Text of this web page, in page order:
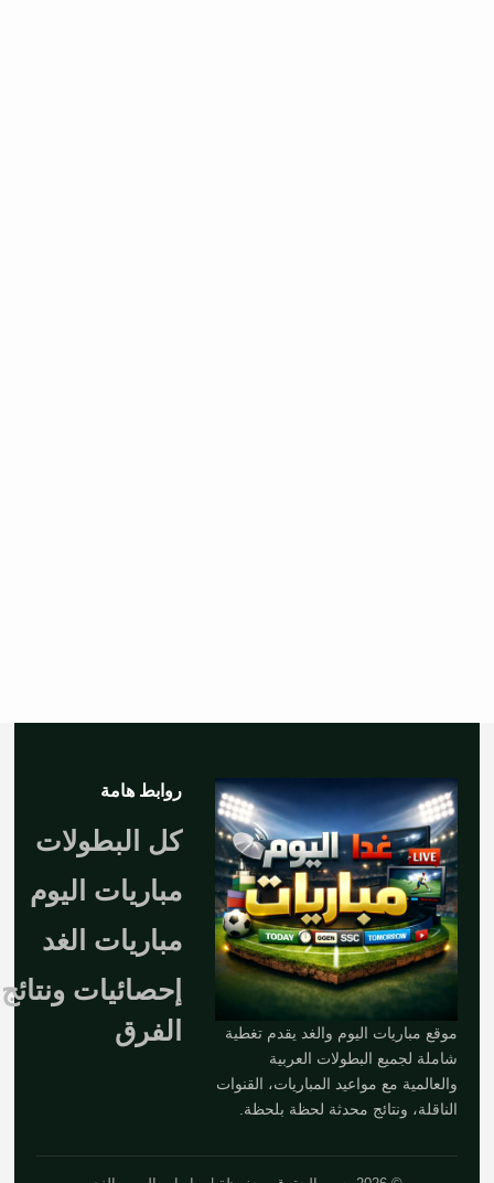
موقع مباريات اليوم والغد يقدم تغطية
شاملة لجميع البطولات العربية
والعالمية مع مواعيد المباريات، القنوات
الناقلة، ونتائج محدثة لحظة بلحظة.
روابط هامة
كل البطولات
مباريات اليوم
مباريات الغد
إحصائيات ونتائج
الفرق